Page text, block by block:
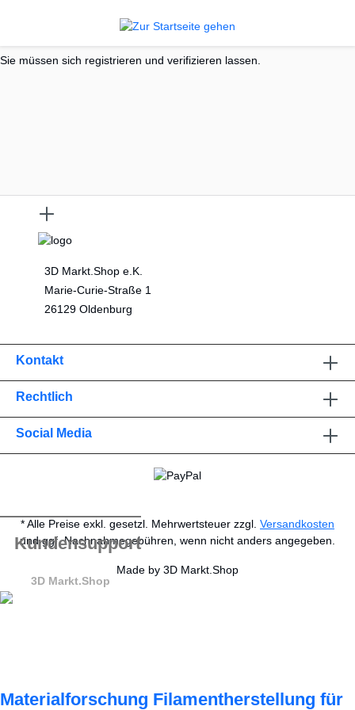
Sie müssen sich registrieren und verifizieren lassen.
3D Markt.Shop e.K.
Marie-Curie-Straße 1
26129 Oldenburg
Kontakt
Rechtlich
Social Media
Kundensupport
3D Markt.Shop
* Alle Preise exkl. gesetzl. Mehrwertsteuer zzgl. Versandkosten
und ggf. Nachnahmegebühren, wenn nicht anders angegeben.
Made by 3D Markt.Shop
Materialforschung Filamentherstellung für